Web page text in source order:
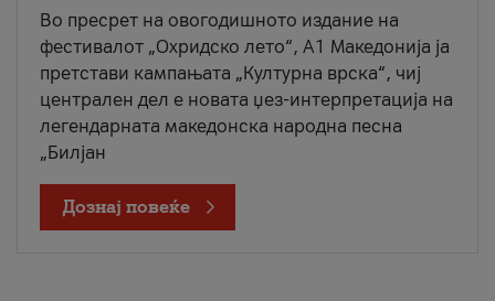
Во пресрет на овогодишното издание на
фестивалот „Охридско лето“, А1 Македонија ја
претстави кампањата „Културна врска“, чиј
централен дел е новата џез-интерпретација на
легендарната македонска народна песна
„Билјан
Дознај повеќе